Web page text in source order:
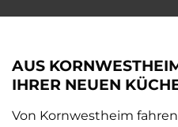
AUS
IHRER NEUEN
Von Kornwestheim